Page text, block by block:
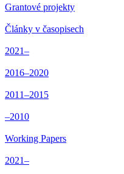
Grantové projekty
Články v časopisech
2021–
2016–2020
2011–2015
–2010
Working Papers
2021–